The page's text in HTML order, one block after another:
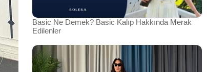
Basic Ne Demek? Basic Kalıp Hakkında Merak
Edilenler